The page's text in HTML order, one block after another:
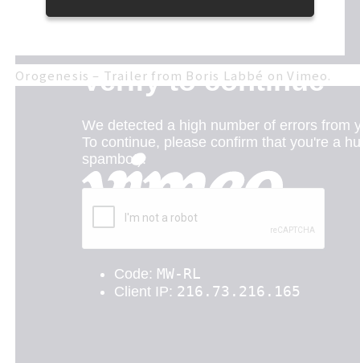
Orogenesis – Trailer from Boris Labbé onVimeo.